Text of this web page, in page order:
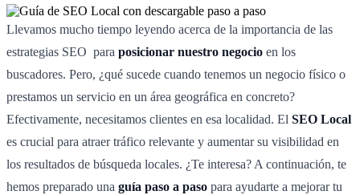
Llevamos mucho tiempo leyendo acerca de la importancia de las
estrategias SEO para posicionar nuestro negocio en los
buscadores. Pero, ¿qué sucede cuando tenemos un negocio físico o
prestamos un servicio en un área geográfica en concreto?
Efectivamente, necesitamos clientes en esa localidad. El SEO Local
es crucial para atraer tráfico relevante y aumentar su visibilidad en
los resultados de búsqueda locales. ¿Te interesa? A continuación, te
hemos preparado una guía paso a paso para ayudarte a mejorar tu